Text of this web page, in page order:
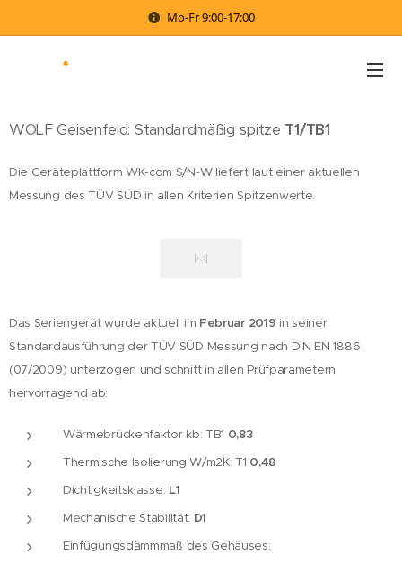
Mo-Fr 9:00-17:00
WOLF Geisenfeld: Standardmäßig spitze T1/TB1
Die Geräteplattform WK-com S/N-W liefert laut einer aktuellen
Messung des TÜV SÜD in allen Kriterien Spitzenwerte.
Das Seriengerät wurde aktuell im Februar 2019 in seiner
Standardausführung der TÜV SÜD Messung nach DIN EN 1886
(07/2009) unterzogen und schnitt in allen Prüfparametern
hervorragend ab:
Wärmebrückenfaktor kb: TB1 0,83
Thermische Isolierung W/m2K: T1 0,48
Dichtigkeitsklasse: L1
Mechanische Stabilität: D1
Einfügungsdämmmaß des Gehäuses: